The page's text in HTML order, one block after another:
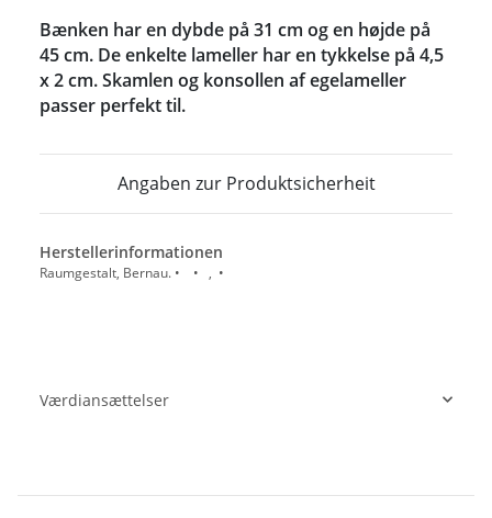
Bænken har en dybde på 31 cm og en højde på
45 cm. De enkelte lameller har en tykkelse på 4,5
x 2 cm. Skamlen og konsollen af egelameller
passer perfekt til.
Angaben zur Produktsicherheit
Herstellerinformationen
Raumgestalt, Bernau. • • , •
Værdiansættelser